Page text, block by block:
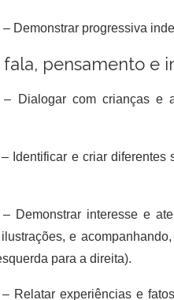
– Demonstrar progressiva
fala, pensamento e
–
Dialogar com crianças e
Identificar e criar
– Demonstrar interesse e
e
para a direita).
– Relatar experiências e